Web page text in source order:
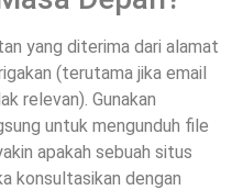
yang diterima dari alamat
(terutama jika email
relevan). Gunakan
untuk mengunduh file
apakah sebuah situs
konsultasikan dengan